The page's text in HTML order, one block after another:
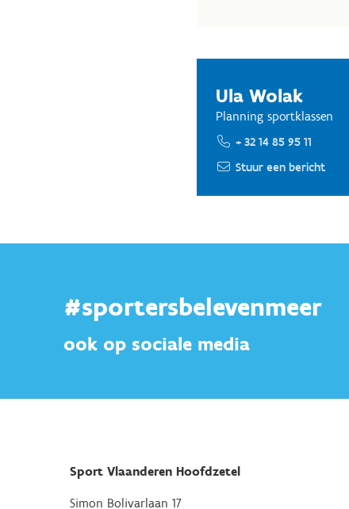
Ula Wolak
Planning sportklassen
+ 32 14 85 95 11
Stuur een bericht
#sportersbelevenmeer
ook op sociale media
Sport Vlaanderen Hoofdzetel
Simon Bolivarlaan 17